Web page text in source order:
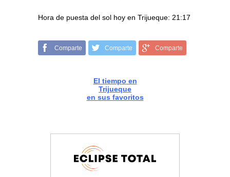
Hora de puesta del sol hoy en Trijueque: 21:17
Comparte Comparte Comparte
El tiempo en
Trijueque
en sus favoritos